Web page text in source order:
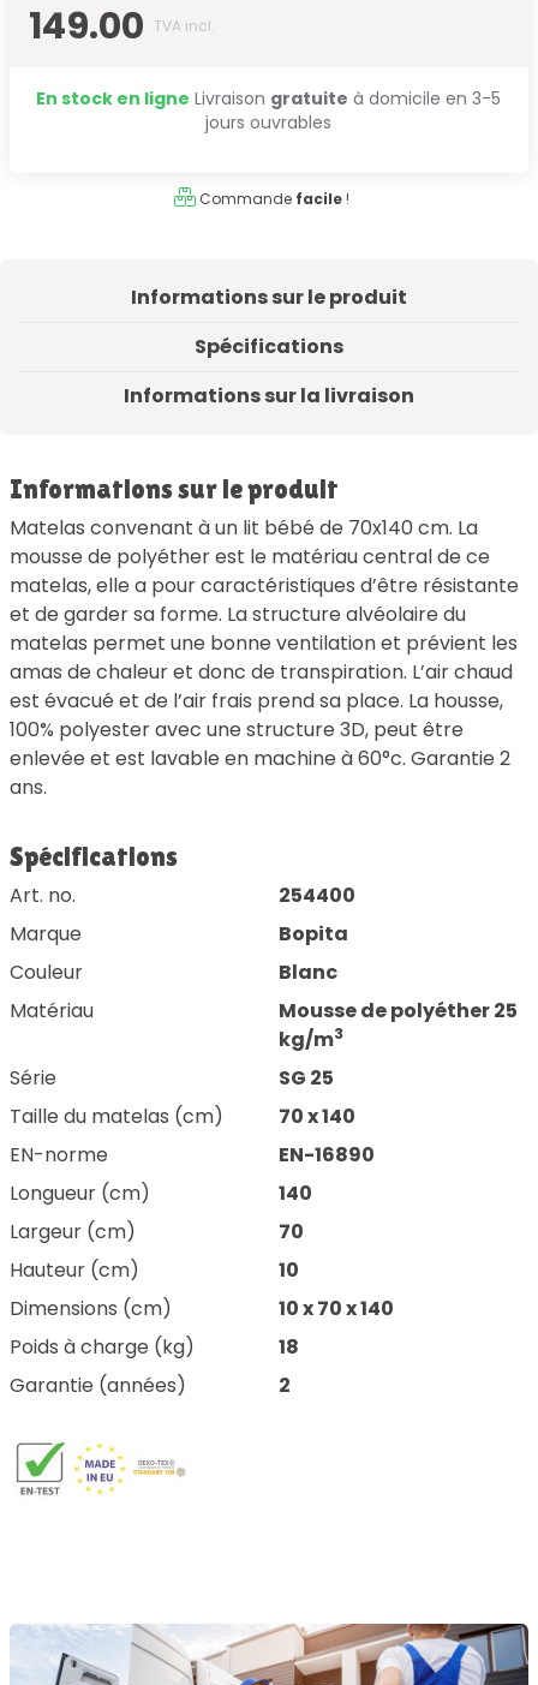
149.00 TVA incl.
En stock en ligne Livraison gratuite à domicile en 3-5
jours ouvrables
Commande facile!
Informations sur le produit
Spécifications
Informations sur la livraison
Informations sur le produit
Matelas convenant à un lit bébé de 70x140 cm. La
mousse de polyéther est le matériau central de ce
matelas, elle a pour caractéristiques d’être résistante
et de garder sa forme. La structure alvéolaire du
matelas permet une bonne ventilation et prévient les
amas de chaleur et donc de transpiration. L’air chaud
est évacué et de l’air frais prend sa place. La housse,
100% polyester avec une structure 3D, peut être
enlevée et est lavable en machine à 60°c. Garantie 2
ans.
Spécifications
Art. no.
254400
Marque
Bopita
Couleur
Blanc
Matériau
Mousse de polyéther 25
kg/m3
Série
SG 25
Taille du matelas (cm)
70 x 140
EN-norme
EN-16890
Longueur (cm)
140
Largeur (cm)
70
Hauteur (cm)
10
Dimensions (cm)
10 x 70 x 140
Poids à charge (kg)
18
Garantie (années)
2